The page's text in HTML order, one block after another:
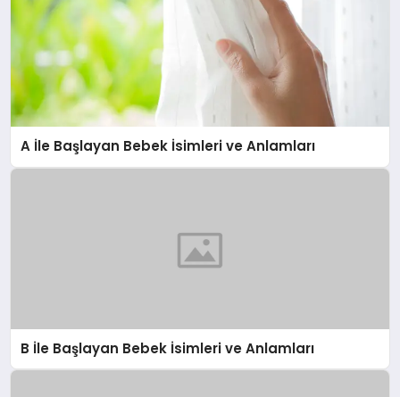
A İle Başlayan Bebek İsimleri ve Anlamları
B İle Başlayan Bebek İsimleri ve Anlamları